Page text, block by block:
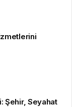
Şehir, Seyahat